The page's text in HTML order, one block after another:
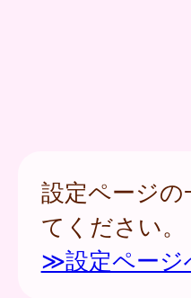
設定ページ
てください。
≫設定ページ